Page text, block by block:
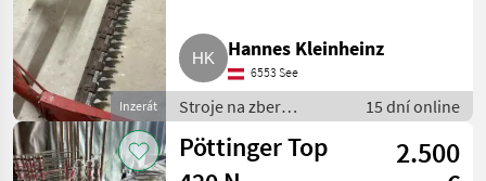
Inzerát
Hannes Kleinheinz
6553 See
Stroje na zber
objemových krmív /
Kosa
15 dní online
Pöttinger Top
2.500